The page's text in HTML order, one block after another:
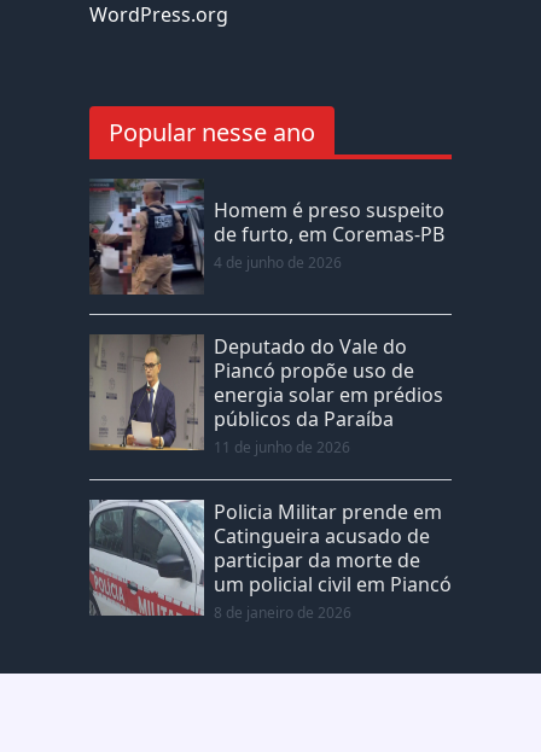
WordPress.org
Popular nesse ano
Homem é preso suspeito
de furto, em Coremas-PB
4 de junho de 2026
Deputado do Vale do
Piancó propõe uso de
energia solar em prédios
públicos da Paraíba
11 de junho de 2026
Policia Militar prende em
Catingueira acusado de
participar da morte de
um policial civil em Piancó
8 de janeiro de 2026